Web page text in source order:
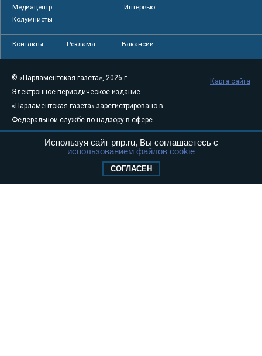
Медиацентр
Интервью
Колумнисты
Контакты Реклама Вакансии
© «Парламентская газета», 2026 г.
Электронное периодическое издание
«Парламентская газета» зарегистрировано в
Федеральной службе по надзору в сфере
связи, информационных технологий и
массовых коммуникаций (Роскомнадзор) 05
Свидетельство о регистрации Эл № ФС77-
Карта сайта
Используя сайт pnp.ru, Вы соглашаетесь с
использованием файлов cookie
СОГЛАСЕН